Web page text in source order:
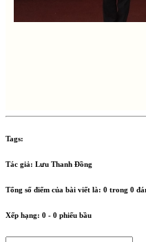
Tags:
Tác giả: Lưu Thanh Đồng
Tổng số điểm của bài viết là: 0 trong 0
Xếp hạng: 0 - 0 phiếu bầu